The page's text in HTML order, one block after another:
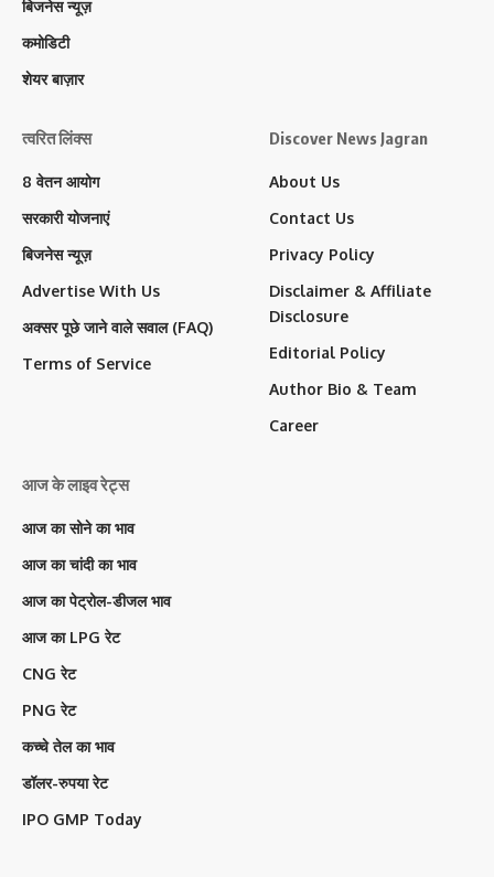
बिजनेस न्यूज़
कमोडिटी
शेयर बाज़ार
त्वरित लिंक्स
8 वेतन आयोग
सरकारी योजनाएं
बिजनेस न्यूज़
Advertise With Us
अक्सर पूछे जाने वाले सवाल (FAQ)
Terms of Service
Discover News Jagran
About Us
Contact Us
Privacy Policy
Disclaimer & Affiliate
Disclosure
Editorial Policy
Author Bio & Team
Career
आज के लाइव रेट्स
आज का सोने का भाव
आज का चांदी का भाव
आज का पेट्रोल-डीजल भाव
आज का LPG रेट
CNG रेट
PNG रेट
कच्चे तेल का भाव
डॉलर-रुपया रेट
IPO GMP Today